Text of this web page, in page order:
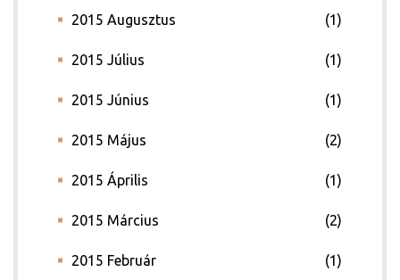
2015 Augusztus (1)
2015 Július (1)
2015 Június (1)
2015 Május (2)
2015 Április (1)
2015 Március (2)
2015 Február (1)